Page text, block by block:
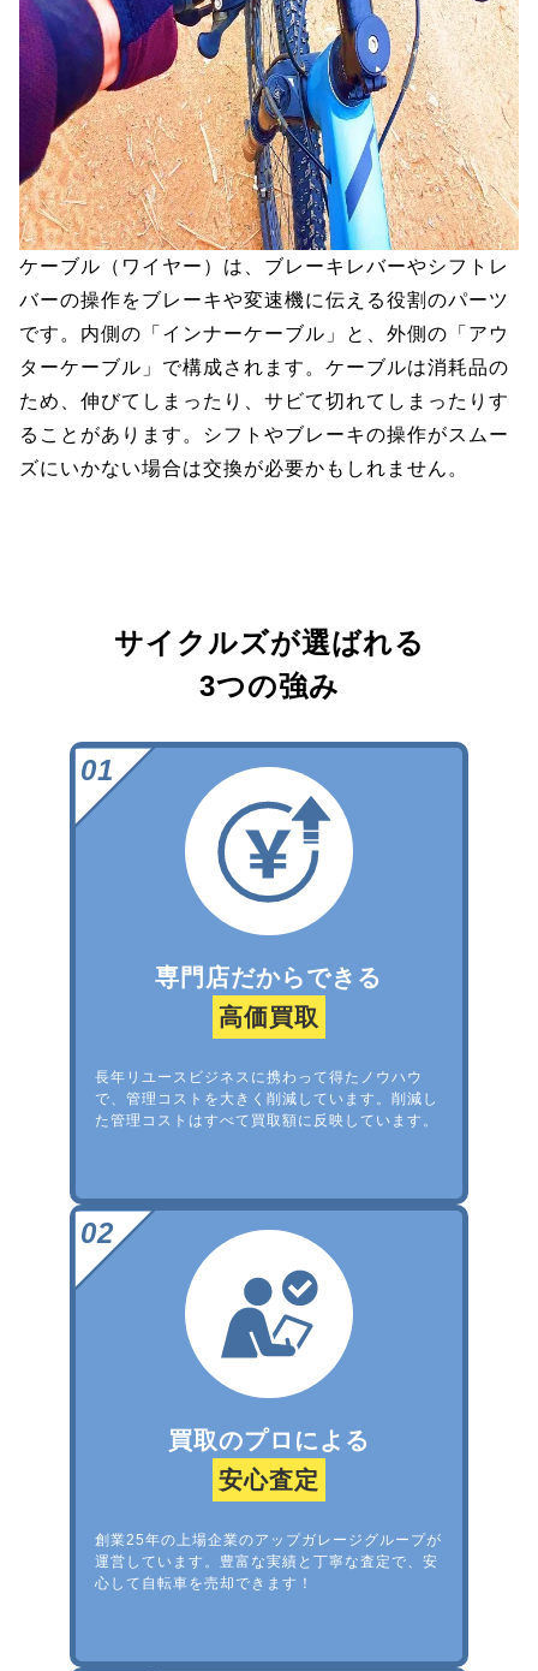
ケーブル（ワイヤー）は、ブレーキレバーやシフトレ
バーの操作をブレーキや変速機に伝える役割のパーツ
です。内側の「インナーケーブル」と、外側の「アウ
ターケーブル」で構成されます。ケーブルは消耗品の
ため、伸びてしまったり、サビて切れてしまったりす
ることがあります。シフトやブレーキの操作がスムー
ズにいかない場合は交換が必要かもしれません。
サイクルズが選ばれる
3つの強み
専門店だからできる
高価買取
長年リユースビジネスに携わって得たノウハウ
で、管理コストを大きく削減しています。削減し
た管理コストはすべて買取額に反映しています。
買取のプロによる
安心査定
創業25年の上場企業のアップガレージグループが
運営しています。豊富な実績と丁寧な査定で、安
心して自転車を売却できます！